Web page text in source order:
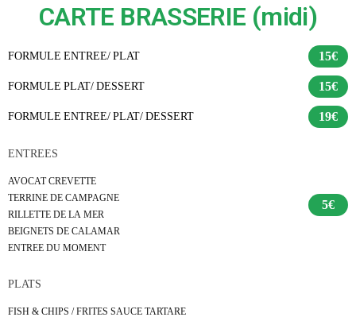
CARTE BRASSERIE (midi)
FORMULE ENTREE/ PLAT 15€
FORMULE PLAT/ DESSERT 15€
FORMULE ENTREE/ PLAT/ DESSERT 19€
ENTREES
AVOCAT CREVETTE
TERRINE DE CAMPAGNE
RILLETTE DE LA MER
BEIGNETS DE CALAMAR
ENTREE DU MOMENT
5€
PLATS
FISH & CHIPS / FRITES SAUCE TARTARE